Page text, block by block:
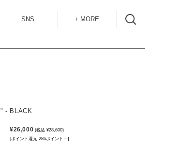
SNS + MORE
CONTACT
- BLACK
¥26,000 (税込 ¥28,600)
[ポイント還元 286ポイント～]